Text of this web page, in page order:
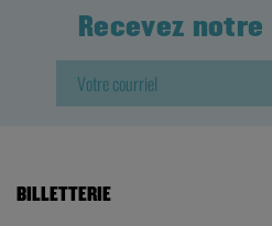
Recevez
BILLETTERIE